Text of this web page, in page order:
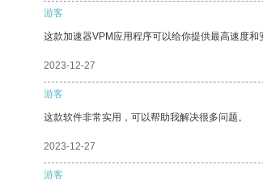
游客
这款加速器VPM应用程序可以给你提供最高速度和
2023-12-27
游客
这款软件非常实用，可以帮助我解决很多问题。
2023-12-27
游客